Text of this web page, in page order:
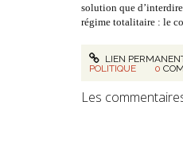
solution que
régime totalitaire : le
LIEN
POLITIQUE
0
Les